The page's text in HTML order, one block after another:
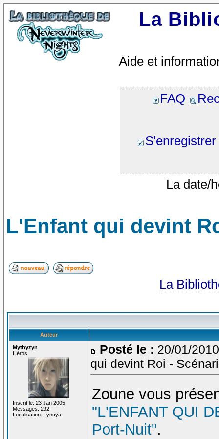
La
Aide et
FAQ
S'enregistrer
La date/
L'Enfant qui devint
La
Auteur
Mythyzyn
Héros
Inscrit le: 23 Jan 2005
Messages: 292
Localisation: Lyncya
Posté le : 20/01/
qui devint Roi -
Zoune vous
"L'ENFANT QUI
Port-Nuit".